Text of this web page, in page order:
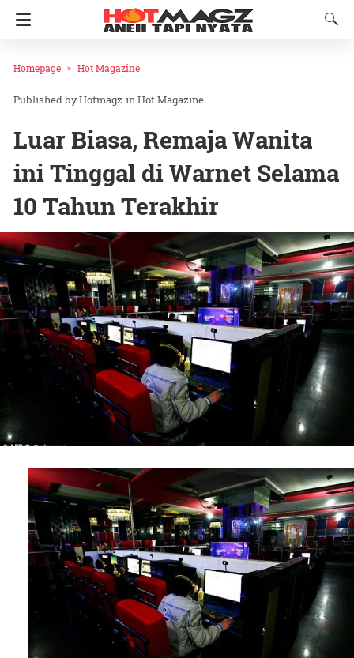
Homepage Hot Magazine
Hotmagz inHot Magazine
Luar Biasa, Remaja Wanita
ini Tinggal di Warnet Selama
10 Tahun Terakhir